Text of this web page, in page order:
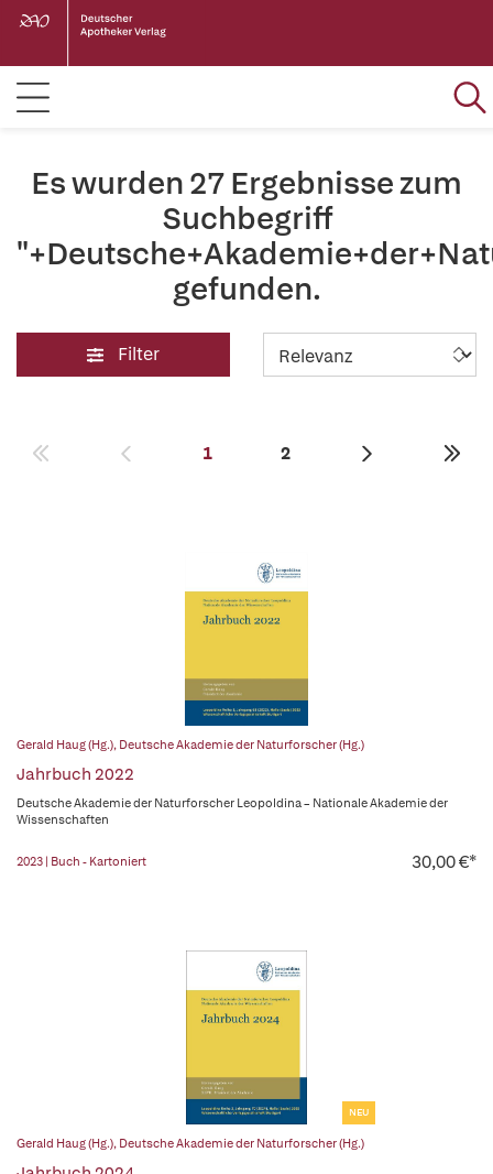
Es wurden 27 Ergebnisse zum
Suchbegriff
gefunden.
Filter
1 2
Gerald Haug (Hg.), Deutsche Akademie der Naturforscher (Hg.)
Jahrbuch 2022
Deutsche Akademie der Naturforscher Leopoldina – Nationale Akademie der
Wissenschaften
2023 | Buch - Kartoniert 30,00 €*
NEU
Gerald Haug (Hg.), Deutsche Akademie der Naturforscher (Hg.)